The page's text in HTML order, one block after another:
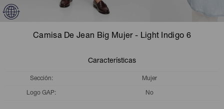
Camisa De Jean Big Mujer - Light Indigo 6
Características
Sección Mujer
Logo GAP No
Calzas